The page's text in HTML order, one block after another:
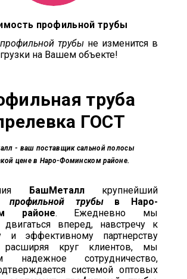
профильной трубы
трубы не изменится в
на Вашем объекте!
труба
ГОСТ
- ваш поставщик сальной полосы
цене в Наро-Фоминском районе.
БашМеталлкрупнейший
профильной трубыв Наро-
районе. Ежедневно мы
двигаться вперед, навстречу к
и эффективному партнерству
расширяя круг клиентов, мы
надежное сотрудничество,
системой оптовых